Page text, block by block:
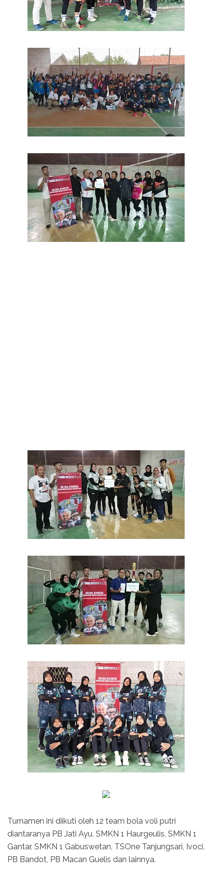
Turnamen ini diikuti oleh 12 team bola voli putri
diantaranya PB Jati Ayu, SMKN 1 Haurgeulis, SMKN 1
Gantar, SMKN 1 Gabuswetan, TSOne Tanjungsari, Ivoci,
PB Bandot, PB Macan Guelis dan lainnya.